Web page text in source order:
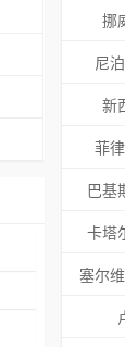
挪
尼
新
菲
巴基
卡塔
塞尔